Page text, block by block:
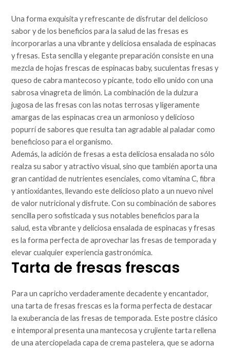
Una forma exquisita y refrescante de disfrutar del delicioso
sabor y de los beneficios para la salud de las fresas es
incorporarlas a una vibrante y deliciosa ensalada de espinacas
y fresas. Esta sencilla y elegante preparación consiste en una
mezcla de hojas frescas de espinacas baby, suculentas fresas y
queso de cabra mantecoso y picante, todo ello unido con una
sabrosa vinagreta de limón. La combinación de la dulzura
jugosa de las fresas con las notas terrosas y ligeramente
amargas de las espinacas crea un armonioso y delicioso
popurrí de sabores que resulta tan agradable al paladar como
beneficioso para el organismo.
Además, la adición de fresas a esta deliciosa ensalada no sólo
realza su sabor y atractivo visual, sino que también aporta una
gran cantidad de nutrientes esenciales, como vitamina C, fibra
y antioxidantes, llevando este delicioso plato a un nuevo nivel
de valor nutricional y disfrute. Con su combinación de sabores
sencilla pero sofisticada y sus notables beneficios para la
salud, esta vibrante y deliciosa ensalada de espinacas y fresas
es la forma perfecta de aprovechar las fresas de temporada y
elevar cualquier experiencia gastronómica.
Tarta de fresas frescas
Para un capricho verdaderamente decadente y encantador,
una tarta de fresas frescas es la forma perfecta de destacar
la exuberancia de las fresas de temporada. Este postre clásico
e intemporal presenta una mantecosa y crujiente tarta rellena
de una aterciopelada capa de crema pastelera, que se adorna